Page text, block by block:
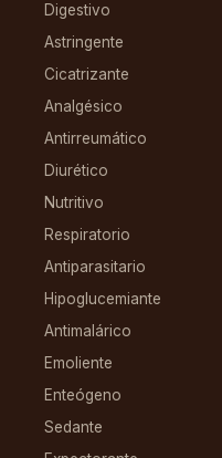
Digestivo
Astringente
Cicatrizante
Analgésico
Antirreumático
Diurético
Nutritivo
Respiratorio
Antiparasitario
Hipoglucemiante
Antimalárico
Emoliente
Enteógeno
Sedante